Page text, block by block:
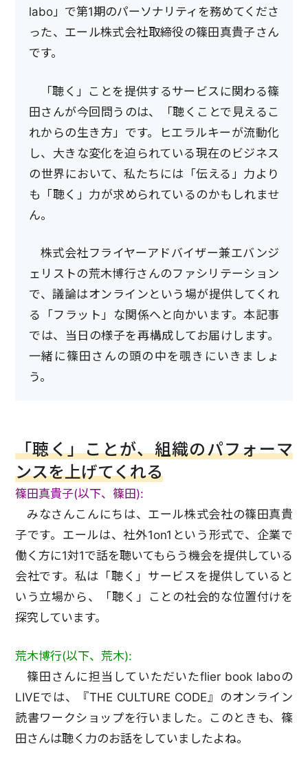
labo」で第1期のパーソナリティを務めてくださ
った、エール株式会社取締役の篠田真貴子さん
です。
「聴く」ことを提供するサービスに関わる篠
田さんが今回問うのは、「聴くことで見えるこ
れからの生き方」です。ヒエラルキーが流動化
し、大きな変化を迫られている現在のビジネス
の世界において、私たちには「伝える」力より
も「聴く」力が求められているのかもしれませ
ん。
株式会社フライヤーアドバイザー兼エバンジ
ェリストの荒木博行さんのファシリテーション
で、議論はオンラインという場が提供してくれ
る「フラット」な関係へと向かいます。本記事
では、当日の様子を再構成してお届けします。
一緒に篠田さんの頭の中を覗きにいきましょ
う。
「聴く」ことが、組織のパフォーマ
ンスを上げてくれる
篠田真貴子(以下、篠田):
みなさんこんにちは、エール株式会社の篠田真貴
子です。エールは、社外1on1という形式で、企業で
働く方に1対1で話を聴いてもらう機会を提供している
会社です。私は「聴く」サービスを提供していると
いう立場から、「聴く」ことの社会的な位置付けを
探究しています。
荒木博行(以下、荒木):
篠田さんに担当していただいたflier book laboの
LIVEでは、『THE CULTURE CODE』のオンライン
読書ワークショップを行いました。このときも、篠
田さんは聴く力のお話をしていましたよね。